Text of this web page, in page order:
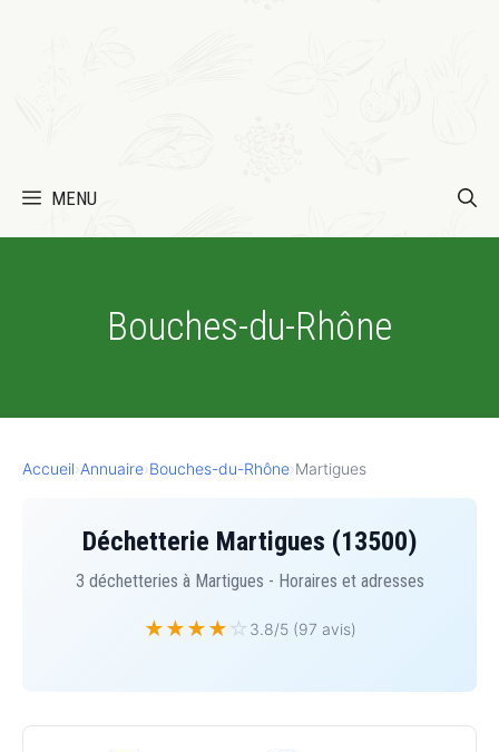
MENU
Bouches-du-Rhône
Accueil›Annuaire›Bouches-du-Rhône›Martigues
Déchetterie Martigues (13500)
3 déchetteries à Martigues - Horaires et adresses
★★★★ ☆ 3.8/5 (97 avis)